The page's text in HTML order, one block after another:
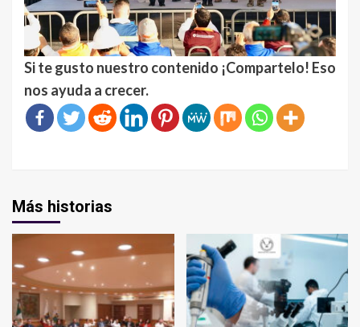
Si te gusto nuestro contenido ¡Compartelo! Eso
nos ayuda a crecer.
Más historias